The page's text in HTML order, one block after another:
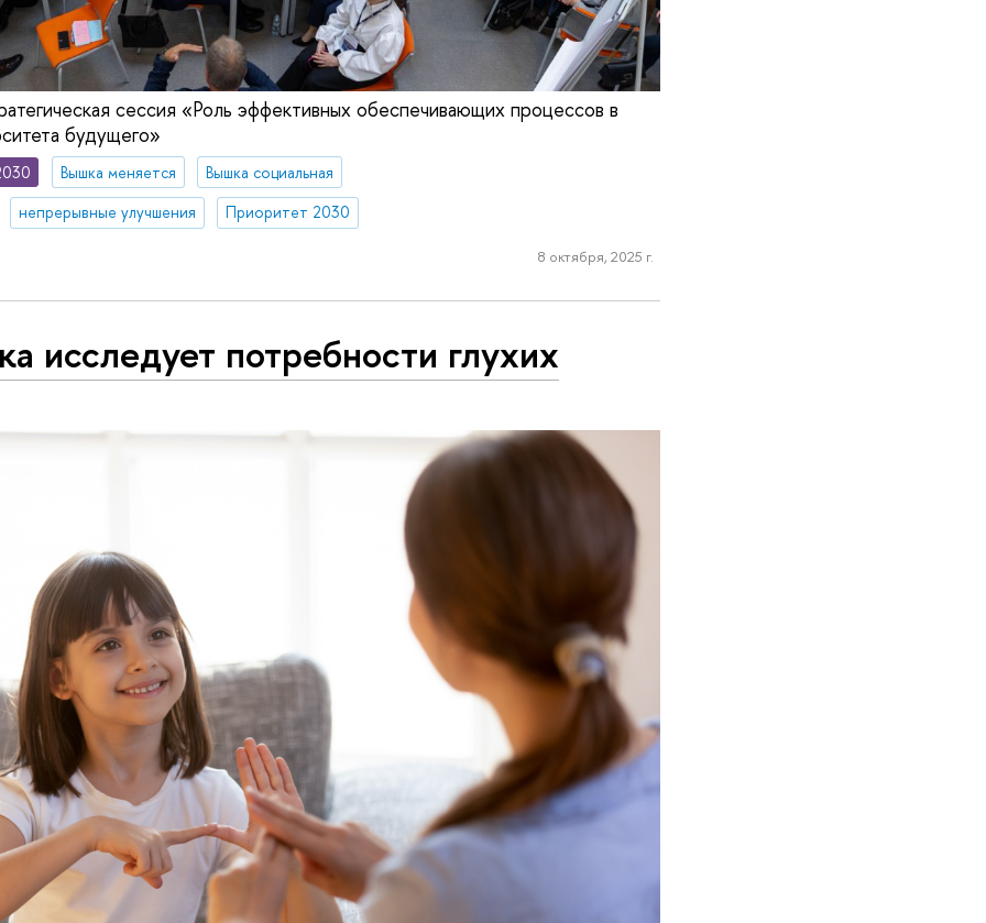
сессия «Роль эффективных обеспечивающих процессов в
будущего»
Вышка меняется
Вышка социальная
непрерывные улучшения
Приоритет 2030
8 октября, 2025 г.
исследует потребности глухих